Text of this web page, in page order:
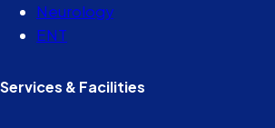
Neurology
ENT
Services & Facilities